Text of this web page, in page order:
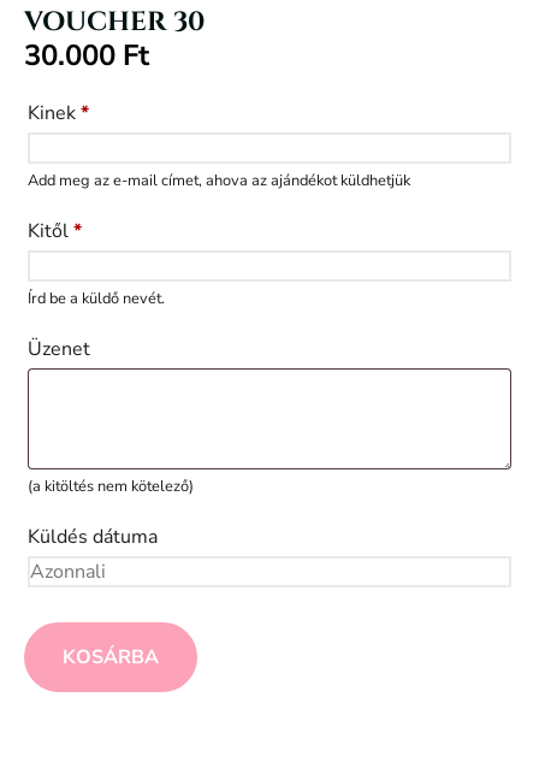
VOUCHER 30
30.000 Ft
Kinek*
Add meg az e-mail címet, ahova az ajándékot küldhetjük
Kitől*
Írd be a küldő nevét.
Üzenet
(a kitöltés nem kötelező)
Küldés dátuma
KOSÁRBA